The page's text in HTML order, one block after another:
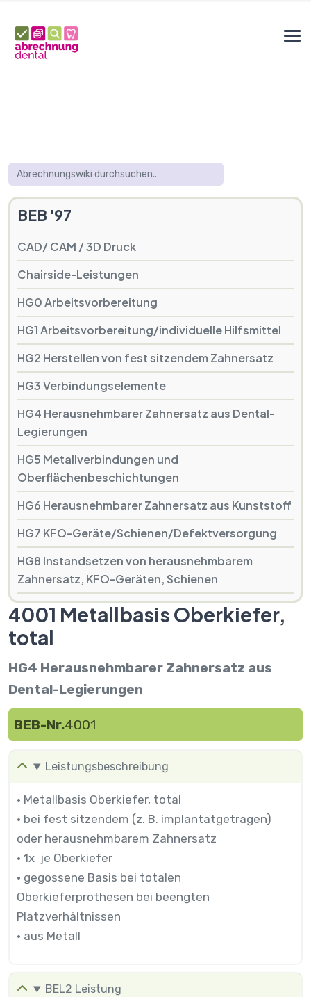
BEB '97
CAD/ CAM / 3D Druck
Chairside-Leistungen
HG0 Arbeitsvorbereitung
HG1 Arbeitsvorbereitung/individuelle Hilfsmittel
HG2 Herstellen von fest sitzendem Zahnersatz
HG3 Verbindungselemente
HG4 Herausnehmbarer Zahnersatz aus Dental-
Legierungen
HG5 Metallverbindungen und
Oberflächenbeschichtungen
HG6 Herausnehmbarer Zahnersatz aus Kunststoff
HG7 KFO-Geräte/Schienen/Defektversorgung
HG8 Instandsetzen von herausnehmbarem
Zahnersatz, KFO-Geräten, Schienen
4001 Metallbasis Oberkiefer,
total
HG4 Herausnehmbarer Zahnersatz aus
Dental-Legierungen
BEB-Nr.4001
Leistungsbeschreibung
• Metallbasis Oberkiefer, total
• bei fest sitzendem (z. B. implantatgetragen)
oder herausnehmbarem Zahnersatz
• 1x je Oberkiefer
• gegossene Basis bei totalen
Oberkieferprothesen bei beengten
Platzverhältnissen
• aus Metall
BEL2 Leistung